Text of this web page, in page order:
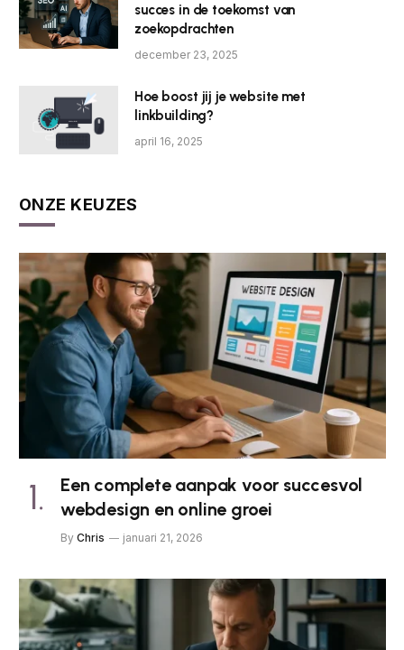
succes in de toekomst van
zoekopdrachten
december 23, 2025
Hoe boost jij je website met
linkbuilding?
april 16, 2025
ONZE KEUZES
Een complete aanpak voor succesvol
webdesign en online groei
By Chris januari 21, 2026